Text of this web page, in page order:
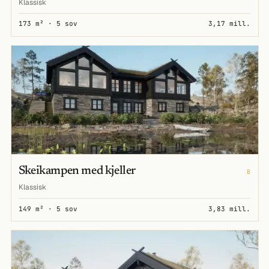
Klassisk
173 m² · 5 sov 3,17 mill.
Skeikampen med kjeller B
Klassisk
149 m² · 5 sov 3,83 mill.